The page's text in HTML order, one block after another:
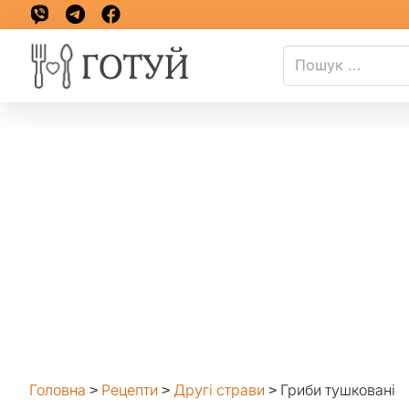
Головна > Рецепти > Другі страви > Гриби тушковані